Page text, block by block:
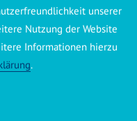
Münster-
Sarmsheim
/ Burg Layen
160 517 86
unserer
Nutzung der Website
Informationen hierzu
.